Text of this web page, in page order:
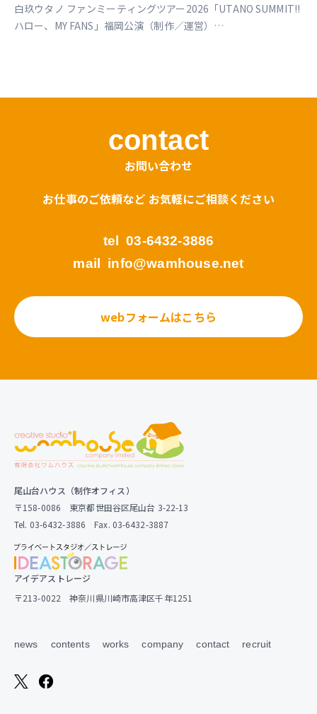
白玖ウタノ ファンミーティングツアー2026「UTANO SUMMIT!!
ハロー、MY FANS」福岡公演（制作／運営）
contact
お問い合わせ
お仕事のご依頼など お気軽にご相談ください
tel 03-6432-3886
mail info@wamhouse.net
webフォームはこちら
尾山台ハウス（制作オフィス）
〒158-0086 東京都世田谷区尾山台 3-22-13
Tel. 03-6432-3886 Fax. 03-6432-3887
アイデアストレージ
〒213-0022 神奈川県川崎市高津区千年1251
news contents works company contact recruit